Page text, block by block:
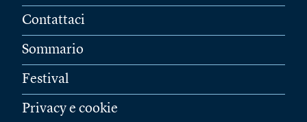
Contattaci
Sommario
Festival
Privacy e cookie